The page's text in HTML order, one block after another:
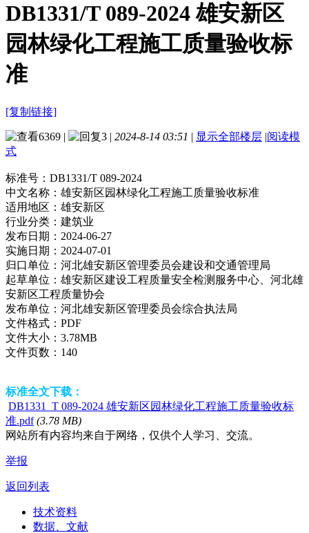
DB1331/T 089-2024 雄安新区
园林绿化工程施工质量验收标
准
[复制链接]
6369 | 3 | 2024-8-14 03:51 | 显示全部楼层 |阅读模
式
标准号： DB1331/T 089-2024
中文名称： 雄安新区园林绿化工程施工质量验收标准
适用地区： 雄安新区
行业分类： 建筑业
发布日期： 2024-06-27
实施日期： 2024-07-01
归口单位： 河北雄安新区管理委员会建设和交通管理局
起草单位： 雄安新区建设工程质量安全检测服务中心、河北雄
安新区工程质量协会
发布单位： 河北雄安新区管理委员会综合执法局
文件格式： PDF
文件大小： 3.78MB
文件页数： 140
标准全文下载：
DB1331_T 089-2024 雄安新区园林绿化工程施工质量验收标
准.pdf (3.78 MB)
网站所有内容均来自于网络，仅供个人学习、交流。
举报
返回列表
技术资料
数据、文献